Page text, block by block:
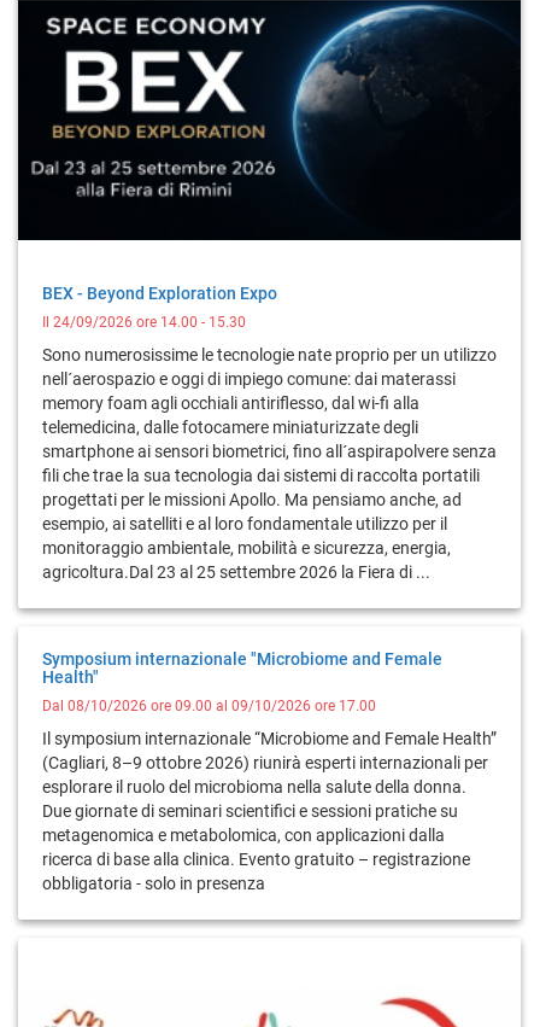
BEX - Beyond Exploration Expo
Il 24/09/2026 ore 14.00 - 15.30
Sono numerosissime le tecnologie nate proprio per un utilizzo
nell´aerospazio e oggi di impiego comune: dai materassi
memory foam agli occhiali antiriflesso, dal wi-fi alla
telemedicina, dalle fotocamere miniaturizzate degli
smartphone ai sensori biometrici, fino all´aspirapolvere senza
fili che trae la sua tecnologia dai sistemi di raccolta portatili
progettati per le missioni Apollo. Ma pensiamo anche, ad
esempio, ai satelliti e al loro fondamentale utilizzo per il
monitoraggio ambientale, mobilità e sicurezza, energia,
agricoltura.Dal 23 al 25 settembre 2026 la Fiera di ...
Symposium internazionale "Microbiome and Female
Health"
Dal 08/10/2026 ore 09.00 al 09/10/2026 ore 17.00
Il symposium internazionale “Microbiome and Female Health”
(Cagliari, 8–9 ottobre 2026) riunirà esperti internazionali per
esplorare il ruolo del microbioma nella salute della donna.
Due giornate di seminari scientifici e sessioni pratiche su
metagenomica e metabolomica, con applicazioni dalla
ricerca di base alla clinica. Evento gratuito – registrazione
obbligatoria - solo in presenza